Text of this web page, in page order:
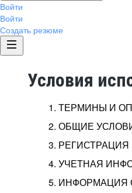
Войти
Войти
Создать резюме
Условия
1. ТЕРМИНЫ И
2. ОБЩИЕ
3.
4. УЧЕТНАЯ
5. ИНФОРМАЦИЯ